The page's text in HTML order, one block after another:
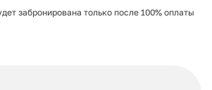
забронирована только после 100% оплаты